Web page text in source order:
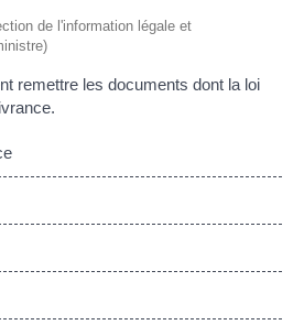
de l'information légale et
remettre les documents dont la loi